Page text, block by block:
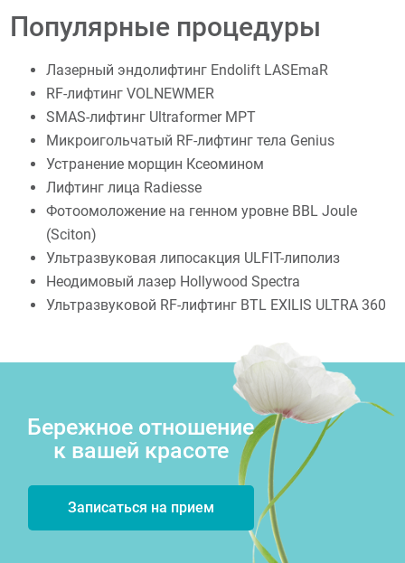
Популярные процедуры
Лазерный эндолифтинг Endolift LASEmaR
RF-лифтинг VOLNEWMER
SMAS-лифтинг Ultraformer MPT
Микроигольчатый RF-лифтинг тела Genius
Устранение морщин Ксеомином
Лифтинг лица Radiesse
Фотоомоложение на генном уровне BBL Joule
(Sciton)
Ультразвуковая липосакция ULFIT-липолиз
Неодимовый лазер Hollywood Spectra
Ультразвуковой RF-лифтинг BTL EXILIS ULTRA 360
Бережное отношение
к вашей красоте
Записаться на прием